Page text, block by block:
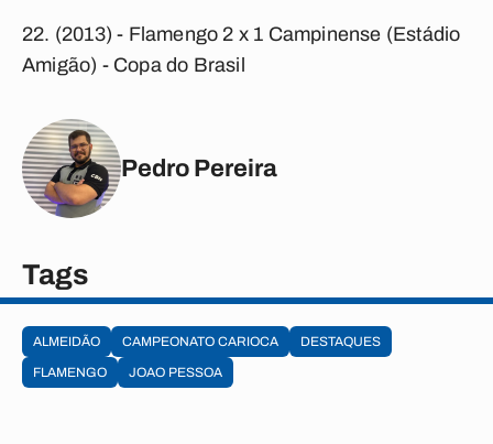
(2013) - Flamengo 2 x 1 Campinense (Estádio
Amigão) - Copa do Brasil
Pedro Pereira
Tags
ALMEIDÃO CAMPEONATO CARIOCA
DESTAQUES
FLAMENGO
JOAO PESSOA